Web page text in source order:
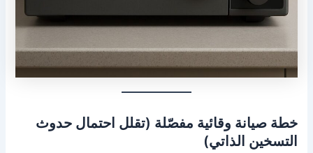
خطة صيانة وقائية مفصّلة (تقلل احتمال حدوث
التسخين الذاتي)